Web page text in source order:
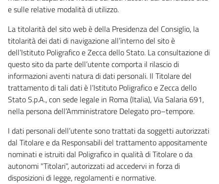
e sulle relative modalità di utilizzo.
La titolarità del sito web è della Presidenza del Consiglio, la
titolarità dei dati di navigazione all’interno del sito è
dell’Istituto Poligrafico e Zecca dello Stato. La consultazione di
questo sito da parte dell’utente comporta il rilascio di
informazioni aventi natura di dati personali. Il Titolare del
trattamento di tali dati è l’Istituto Poligrafico e Zecca dello
Stato S.p.A., con sede legale in Roma (Italia), Via Salaria 691,
nella persona dell’Amministratore Delegato pro–tempore.
I dati personali dell’utente sono trattati da soggetti autorizzati
dal Titolare e da Responsabili del trattamento appositamente
nominati e istruiti dal Poligrafico in qualità di Titolare o da
autonomi "Titolari", autorizzati ad accedervi in forza di
disposizioni di legge, regolamenti e normative.